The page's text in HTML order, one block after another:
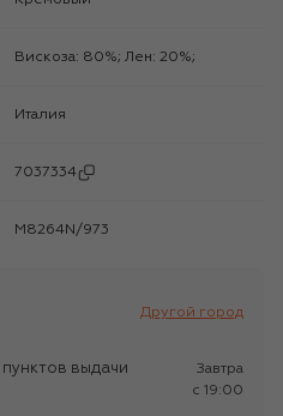
Вискоза: 80%; Лен: 20%;
Италия
7037334
M8264N/973
Другой город
выдачи
Завтра
c 19:00